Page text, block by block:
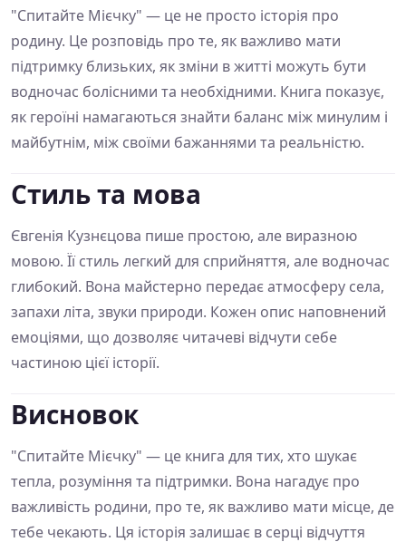
"Спитайте Мієчку" — це не просто історія про
родину. Це розповідь про те, як важливо мати
підтримку близьких, як зміни в житті можуть бути
водночас болісними та необхідними. Книга показує,
як героїні намагаються знайти баланс між минулим і
майбутнім, між своїми бажаннями та реальністю.
Стиль та мова
Євгенія Кузнєцова пише простою, але виразною
мовою. Її стиль легкий для сприйняття, але водночас
глибокий. Вона майстерно передає атмосферу села,
запахи літа, звуки природи. Кожен опис наповнений
емоціями, що дозволяє читачеві відчути себе
частиною цієї історії.
Висновок
"Спитайте Мієчку" — це книга для тих, хто шукає
тепла, розуміння та підтримки. Вона нагадує про
важливість родини, про те, як важливо мати місце, де
тебе чекають. Ця історія залишає в серці відчуття